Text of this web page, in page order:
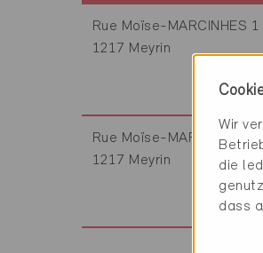
Rue Moïse-MARCINHES 1
1217 Meyrin
Rue Moïse-MARCINHES 1
1217 Meyrin
Wir
die
dass